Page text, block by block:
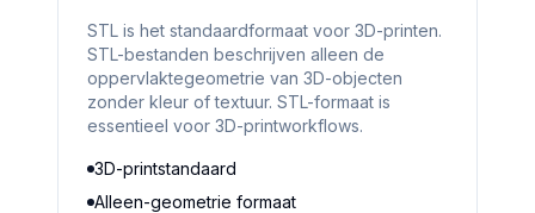
STL is het standaardformaat voor 3D-printen.
STL-bestanden beschrijven alleen de
oppervlaktegeometrie van 3D-objecten
zonder kleur of textuur. STL-formaat is
essentieel voor 3D-printworkflows.
3D-printstandaard
Alleen-geometrie formaat